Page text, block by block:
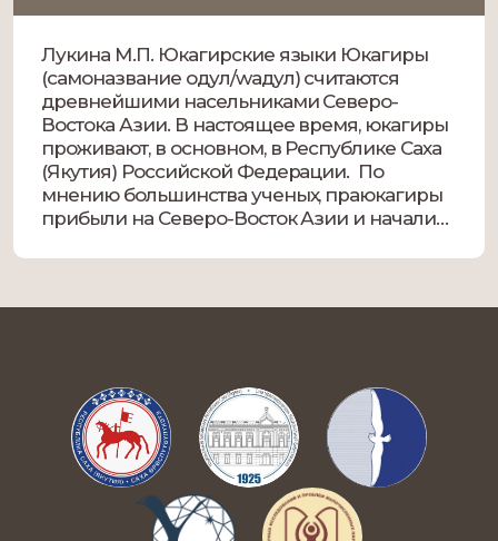
Лукина М.П. Юкагирские языки Юкагиры
(самоназвание одул/wадул) считаются
древнейшими насельниками Северо-
Востока Азии. В настоящее время, юкагиры
проживают, в основном, в Республике Саха
(Якутия) Российской Федерации. По
мнению большинства ученых, праюкагиры
прибыли на Северо-Восток Азии и начали
территории Якутии около 6 тыс. лет назад.
покрыта мраком неизвестности.Однако […]